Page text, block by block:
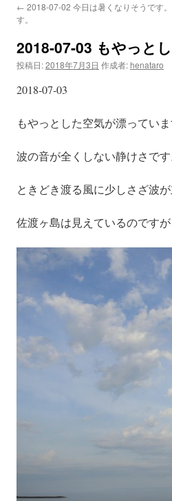
← 2018-07-02 今日は暑くなりそうです
す。
2018-07-03 もやっと
投稿日:2018年7月3日 作成者: henataro
2018-07-03
もやっとした空気が漂ってい
波の音が全くしない静けさで
ときどき渡る風に少しさざ波
佐渡ヶ島は見えているのです